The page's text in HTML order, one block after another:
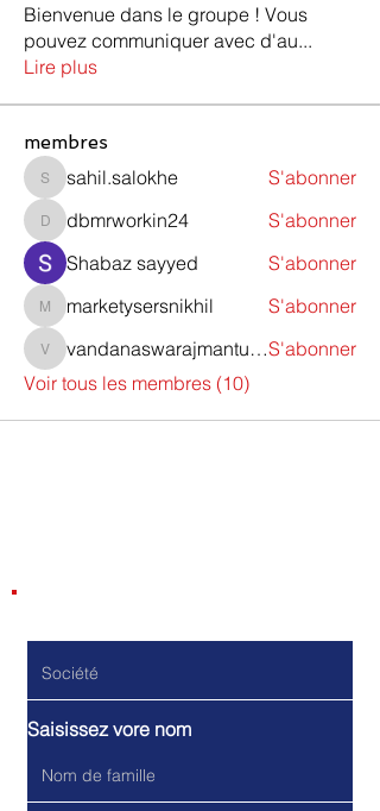
Bienvenue dans le groupe ! Vous
pouvez communiquer avec d'au...
Lire plus
membres
sahil.salokhe
sahil.salokhe S'abonner
dbmrworkin24
dbmrworkin24
S'abonner
Shabaz sayyed
S'abonner
marketysersnikhil
marketysersnikhil S'abonner
vandanaswarajmanturgekar vandanaswarajmanturgekarS'abonner
Voir tous les membres (10)
Saisissez vore nom